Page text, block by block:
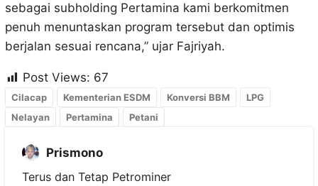
sebagai subholding Pertamina kami berkomitmen
penuh menuntaskan program tersebut dan optimis
berjalan sesuai rencana,” ujar Fajriyah.
Post Views: 67
Cilacap Kementerian ESDM Konversi BBM
LPG
Nelayan
Pertamina Petani
Prismono
Terus dan Tetap Petrominer